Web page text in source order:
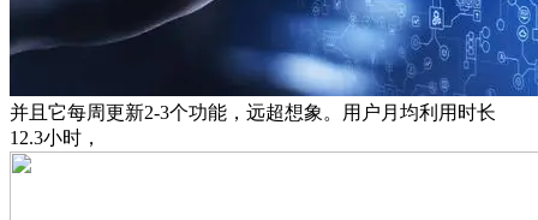
并且它每周更新2-3个功能，远超想象。用户月均利用时长
12.3小时，